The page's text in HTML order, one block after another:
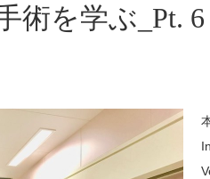
術を学ぶ_Pt. 6